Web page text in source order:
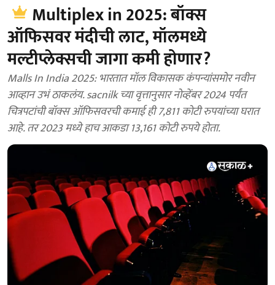
Multiplex in 2025: बॉक्स
ऑफिसवर मंदीची लाट, मॉलमध्ये
मल्टीप्लेक्सची जागा कमी होणार?
Malls In India 2025: भारतात मॉल विकासक कंपन्यांसमोर नवीन
आव्हान उभं ठाकलंय. sacnilk च्या वृत्तानुसार नोव्हेंबर 2024 पर्यंत
चित्रपटांची बॉक्स ऑफिसवरची कमाई ही 7,811 कोटी रुपयांच्या घरात
आहे. तर 2023 मध्ये हाच आकडा 13,161 कोटी रुपये होता.